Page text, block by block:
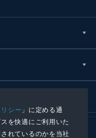
シー 」に定める通
を快適にご利用いた
れているのかを当社